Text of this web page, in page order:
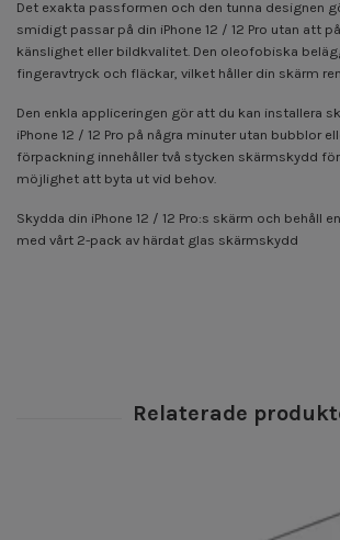
Det exakta passformen och den tunna designen
smidigt passar på din iPhone 12 / 12 Pro utan att
känslighet eller bildkvalitet. Den oleofobiska
fingeravtryck och fläckar, vilket håller din skärm
Den enkla appliceringen gör att du kan installera
iPhone 12 / 12 Pro på några minuter utan bubblor
förpackning innehåller två stycken skärmskydd
möjlighet att byta ut vid behov.
Skydda din iPhone 12 / 12 Pro:s skärm och behåll
med vårt 2-pack av härdat glas skärmskydd